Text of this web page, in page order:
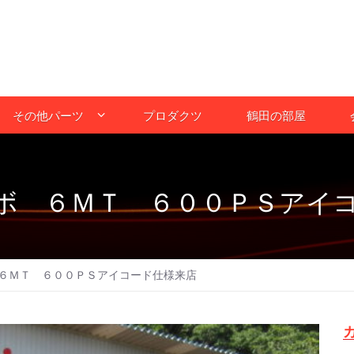
その他パーツ プロダクツ 鶴田の部屋
６ＭＴ ６００ＰＳアイ
Ｔ ６００ＰＳアイコード仕様来店